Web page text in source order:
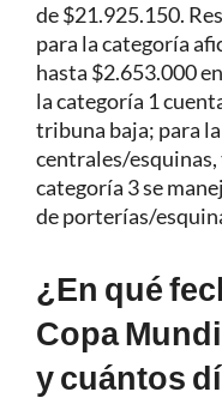
de $21.925.150.
para la categoría
hasta $2.653.000
la categoría 1
tribuna baja; para
centrales/
categoría 3 se
de porterías/
¿En qué
Copa
y cuántos